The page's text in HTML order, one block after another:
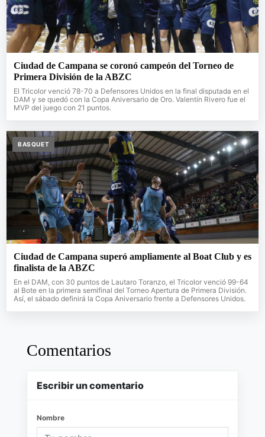
Ciudad de Campana se coronó campeón del Torneo de
Primera División de la ABZC
El Tricolor venció 78-70 a Defensores Unidos en la final disputada en el
DAM y se quedó con la Copa Aniversario de Oro. Valentín Rivero fue el
MVP del juego con 21 puntos.
BASQUET
Ciudad de Campana superó ampliamente al Boat Club y es
finalista de la ABZC
En el DAM, con 30 puntos de Lautaro Toranzo, el Tricolor venció 99-64
al Bote en la primera semifinal del Torneo Apertura de Primera División.
Así, el sábado definirá la Copa Aniversario frente a Defensores Unidos.
Comentarios
Escribir un comentario
Nombre